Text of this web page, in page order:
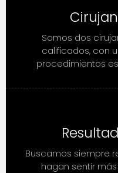
Somos dos
calificados, con
procedimientos
Buscamos siempre
hagan sentir